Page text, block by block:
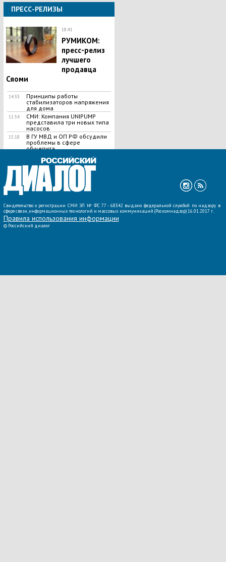
ПРЕСС-РЕЛИЗЫ
18:41
РУМИКОМ:
пресс-релиз
лучшего
продавца
Сяоми
14:33
Принципы работы
стабилизаторов напряжения
для дома
11:54
СМИ: Компания UNIPUMP
представила три новых типа
насосов
15:18
В ГУ МВД и ОП РФ обсудили
проблемы в сфере
общепита
ВСЕ НОВОСТИ »
Свидетельство о регистрации СМИ ЭЛ № ФС 77 - 68342 выдано федеральной службой по надзору в
сфере связи, информационных технологий и массовых коммуникаций (Роскомнадзор) 16.01.2017 г.
Правила использования информации
© Российский диалог